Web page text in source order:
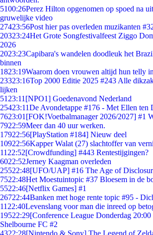
5100:26Perez Hilton opgenomen op spoed na
gruwelijke video
27423:56Post hier pas overleden muzikanten
20323:24Het Grote Songfestivalfeest Ziggo
2026
2023:23Capibara's wandelen doodleuk het
binnen
1823:19Waarom doen vrouwen altijd hun telly
23323:16Top 2000 Editie 2025 #243 Alle
lijken
51 23:11 [NPO1] Goedenavond Nederland
25423:11De Avondetappe #176 - Met Ellen ten
7623:01 [FOK!Voetbalmanager 2026/2027] #1
7922:59Meer dan 40 uur werken.
17922:56[PlayStation #184] Nieuw deel
10922:56Kapper Walat (27) slachtoffer van
11 22:52[Crowdfunding] #443 Rentestijgingen?
6022:52Jerney Kaagman overleden
25522:48[UFO/UAP] #16 The Age of
7522:48Het Moestuintopic #37 Bloesem in de
5522:46[Netflix Games] #1
26722:44Banken met hoge rente topic #95 -
11 22:40Levenslang voor man die inreed op
19522:29[Conference League Donderdag
Shelbourne FC #2
4322:28[Nintendo & Sony] The Legend of